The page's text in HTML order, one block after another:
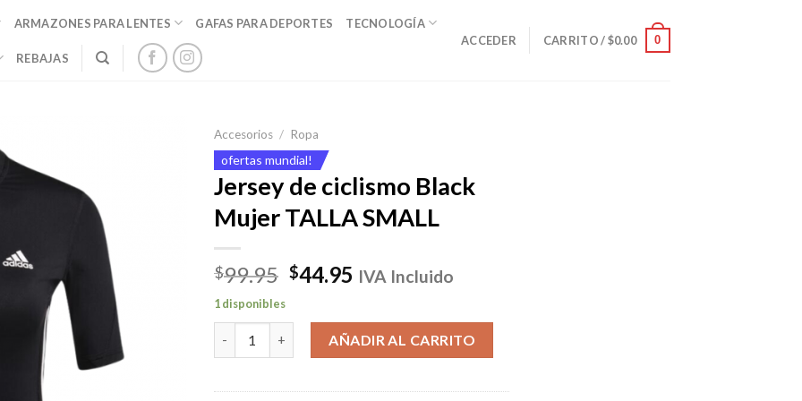
ARMAZONES PARA LENTES GAFAS PARA DEPORTES TECNOLOGÍA
REBAJAS
ACCEDER CARRITO /$0.00 0
Accesorios / Ropa
ofertas mundial!
Jersey de ciclismo Black
Mujer TALLA SMALL
$99.95 El
original
$99.95.
$44.95 El
actual
es:
$44.95.
IVA Incluido
1 disponibles
Jersey de ciclismo Black Mujer TALLA SMALL cantidad
AÑADIR AL CARRITO